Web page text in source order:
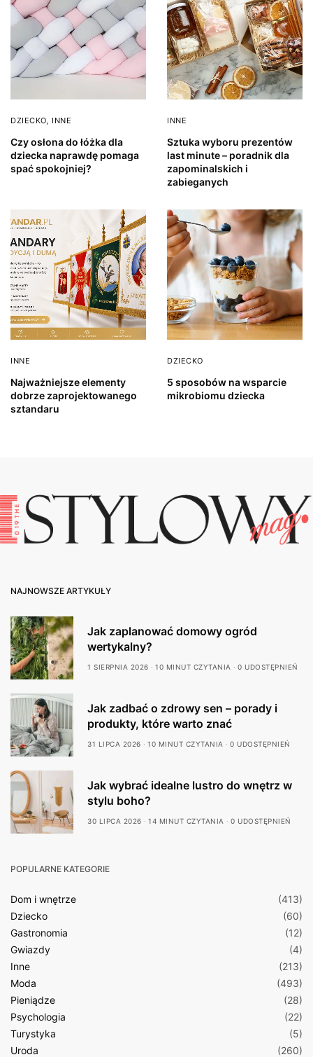
DZIECKO, INNE
Czy osłona do łóżka dla
dziecka naprawdę pomaga
spać spokojniej?
INNE
Sztuka wyboru prezentów
last minute – poradnik dla
zapominalskich i
zabieganych
INNE
Najważniejsze elementy
dobrze zaprojektowanego
sztandaru
DZIECKO
5 sposobów na wsparcie
mikrobiomu dziecka
NAJNOWSZE ARTYKUŁY
Jak zaplanować domowy ogród
wertykalny?
1 SIERPNIA 2026 10 MINUT CZYTANIA 0 UDOSTĘPNIEŃ
Jak zadbać o zdrowy sen – porady i
produkty, które warto znać
31 LIPCA 2026 10 MINUT CZYTANIA 0 UDOSTĘPNIEŃ
Jak wybrać idealne lustro do wnętrz w
stylu boho?
30 LIPCA 2026 14 MINUT CZYTANIA 0 UDOSTĘPNIEŃ
POPULARNE KATEGORIE
Dom i wnętrze
(413)
Dziecko
(60)
Gastronomia
(12)
Gwiazdy
(4)
Inne
(213)
Moda
(493)
Pieniądze
(28)
Psychologia
(22)
Turystyka
(5)
Uroda
(260)